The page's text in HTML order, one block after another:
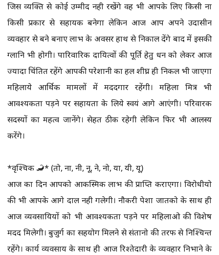
जिस व्यक्ति से कोई उम्मीद नही रखेंगे वह भी आपके लिए किसी ना
किसी प्रकार से सहायक बनेगा लेकिन आज आप अपने उदासीन
व्यवहार से बने बनाए लाभ के अवसर हाथ से निकाल देंगे बाद में इसकी
ग्लानि भी होगी। पारिवारिक दायित्वों की पूर्ति हेतु धन को लेकर आज
ज्यादा चिंतित रहेंगे आपकी परेशानी का हल शीघ्र ही निकल भी जाएगा
महिलाये आर्थिक मामलों में मददगार रहेंगी। महिला मित्र भी
आवश्यकता पड़ने पर सहायता के लिये स्वयं आगे आएंगी। परिवारक
सदस्यों का महत्व जानेंगे। सेहत ठीक रहेगी लेकिन फिर भी आलस्य
करेंगे।
*वृश्चिक 🦂* (तो, ना, नी, नू, ने, नो, या, यी, यू)
आज का दिन आपको आकस्मिक लाभ की प्राप्ति कराएगा। विरोधीयो
की भी आपके आगे दाल नही गलेगी। नौकरी पेशा जातको के साथ ही
आज व्यवसायियों को भी आवश्यकता पड़ने पर महिलाओ की विशेष
मदद मिलेगी। बुजुर्ग का सहयोग मिलने से संतानो की तरफ से निश्चिन्त
रहेंगे। कार्य व्यवसाय के साथ ही आज रिश्तेदारी के व्यवहार निभाने के